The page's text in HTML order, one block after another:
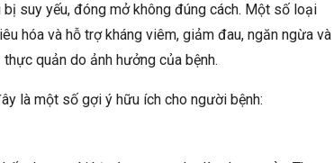
suy yếu, đóng mở không đúng cách. Một số loại
hóa và hỗ trợ kháng viêm, giảm đau, ngăn ngừa và
quản do ảnh hưởng của bệnh.
là một số gợi ý hữu ích cho người bệnh: